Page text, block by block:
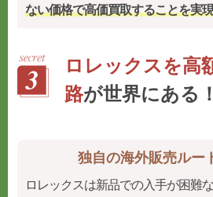
ない価格で高価買取することを実
ロレックスを高
路が世界にある！
独自の海外販売ルー
ロレックスは新品での入手が困難